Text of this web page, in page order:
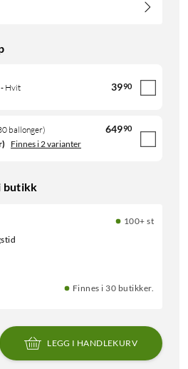
Hvit 3990
ballonger) 64990
Finnes i 2 varianter
butikk
100+ st
Finnes i 30 butikker.
LEGG I HANDLEKURV